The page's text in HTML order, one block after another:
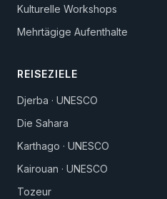
Kulturelle Workshops
Mehrtägige Aufenthalte
REISEZIELE
Djerba · UNESCO
Die Sahara
Karthago · UNESCO
Kairouan · UNESCO
Tozeur